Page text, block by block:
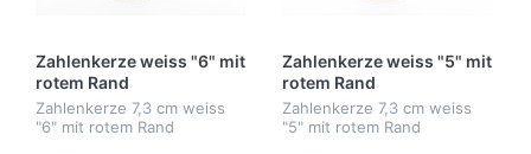
Zahlenkerze weiss "6" mit
rotem Rand
Zahlenkerze 7,3 cm weiss
"6" mit rotem Rand
Zahlenkerze weiss "5" mit
rotem Rand
Zahlenkerze 7,3 cm weiss
"5" mit rotem Rand